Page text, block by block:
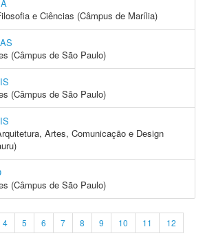
e Ciências (Câmpus de Marília)
(Câmpus de São Paulo)
(Câmpus de São Paulo)
Artes, Comunicação e Design
(Câmpus de São Paulo)
4 5 6 7 8 9 10 11
12